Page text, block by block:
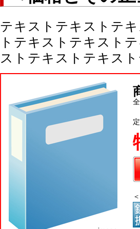
テキストテキストテ
トテキストテキスト
ストテキストテキス